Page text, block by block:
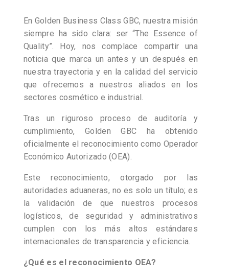
En Golden Business Class GBC, nuestra misión
siempre ha sido clara: ser “The Essence of
Quality”. Hoy, nos complace compartir una
noticia que marca un antes y un después en
nuestra trayectoria y en la calidad del servicio
que ofrecemos a nuestros aliados en los
sectores cosmético e industrial.
Tras un riguroso proceso de auditoría y
cumplimiento, Golden GBC ha obtenido
oficialmente el reconocimiento como Operador
Económico Autorizado (OEA).
Este reconocimiento, otorgado por las
autoridades aduaneras, no es solo un título; es
la validación de que nuestros procesos
logísticos, de seguridad y administrativos
cumplen con los más altos estándares
internacionales de transparencia y eficiencia.
¿Qué es el reconocimiento OEA?